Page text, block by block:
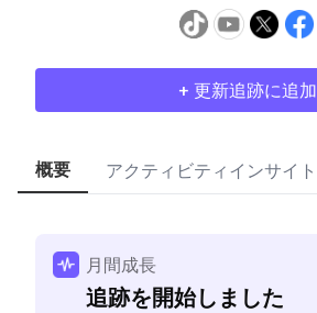
+ 更新追跡に追加
概要 アクティビティインサイト
月間成長
追跡を開始しました